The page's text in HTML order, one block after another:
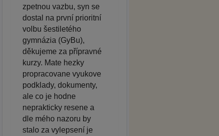
zpetnou vazbu, syn se
dostal na první prioritní
volbu šestiletého
gymnázia (GyBu),
děkujeme za přípravné
kurzy. Mate hezky
propracovane vyukove
podklady, dokumenty,
ale co je hodne
neprakticky resene a
dle mého nazoru by
stalo za vylepsení je